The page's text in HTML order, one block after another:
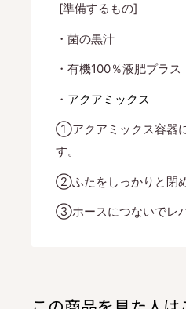
[準備するもの]
・菌の黒汁
・有機100％液肥プラス
・ アクアミックス
①アクアミックス容器
す。
②ふたをしっかりと閉め
③ホースにつないでレ